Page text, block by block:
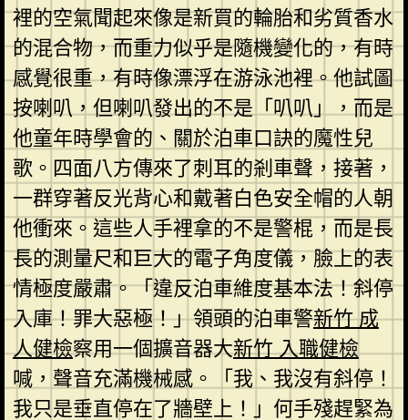
裡的空氣聞起來像是新買的輪胎和劣質香水
的混合物，而重力似乎是隨機變化的，有時
感覺很重，有時像漂浮在游泳池裡。他試圖
按喇叭，但喇叭發出的不是「叭叭」，而是
他童年時學會的、關於泊車口訣的魔性兒
歌。四面八方傳來了刺耳的剎車聲，接著，
一群穿著反光背心和戴著白色安全帽的人朝
他衝來。這些人手裡拿的不是警棍，而是長
長的測量尺和巨大的電子角度儀，臉上的表
情極度嚴肅。「違反泊車維度基本法！斜停
入庫！罪大惡極！」領頭的泊車警新竹 成
人健檢察用一個擴音器大新竹 入職健檢
喊，聲音充滿機械感。「我、我沒有斜停！
我只是垂直停在了牆壁上！」何手殘趕緊為